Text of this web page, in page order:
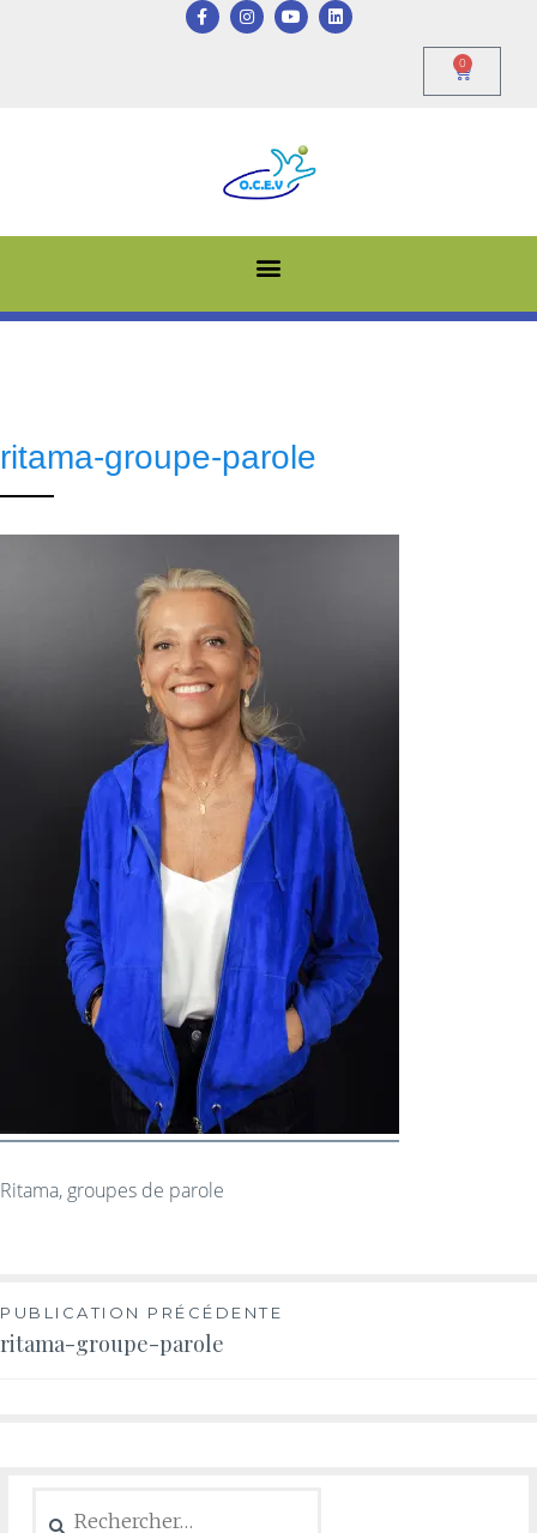
0
ritama-groupe-parole
Ritama, groupes de parole
PUBLICATION PRÉCÉDENTE
ritama-groupe-parole